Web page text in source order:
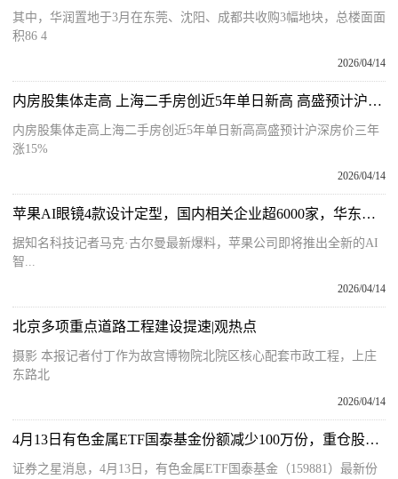
其中，华润置地于3月在东莞、沈阳、成都共收购3幅地块，总楼面面
积86 4
2026/04/14
内房股集体走高 上海二手房创近5年单日新高 高盛预计沪深房价三年涨15%
内房股集体走高上海二手房创近5年单日新高高盛预计沪深房价三年
涨15%
2026/04/14
苹果AI眼镜4款设计定型，国内相关企业超6000家，华东华南逾六成
据知名科技记者马克·古尔曼最新爆料，苹果公司即将推出全新的AI
智...
2026/04/14
北京多项重点道路工程建设提速|观热点
摄影 本报记者付丁作为故宫博物院北院区核心配套市政工程，上庄
东路北
2026/04/14
4月13日有色金属ETF国泰基金份额减少100万份，重仓股紫金矿业、洛阳钼业、北方稀土-今日精选
证券之星消息，4月13日，有色金属ETF国泰基金（159881）最新份